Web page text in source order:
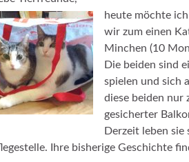
heute möchte
wir zum einen
Minchen (10
Die beiden sind
spielen und sich
diese beiden nur
gesicherter
Derzeit leben
Ihre bisherige Geschichte